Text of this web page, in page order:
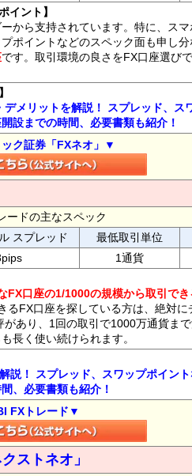
イント】
から支持されています。特に、ス
ポイントなどのスペック面も申し分
です。取引環境の良さをFX口座選び
メリットを解説！ スプレッド、ス
設までの時間、必要書類も紹介！
ク証券「FXネオ」▼
ードの主なスペック
スプレッド 最低取引単位
1通貨
FX口座の1/1000の規模から取引でき
FX口座を探している方は、絶対に
あり、1回の取引で1000万通貨ま
長く使い続けられます。
説！ スプレッド、スワップポイン
、必要書類も紹介！
FXトレード▼
ストネオ」